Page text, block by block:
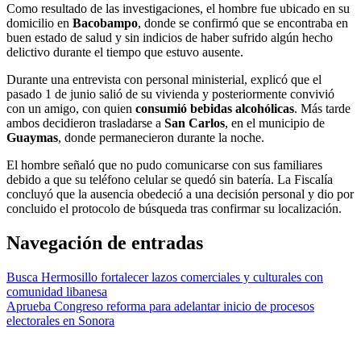
Como resultado de las investigaciones, el hombre fue ubicado en su
domicilio en Bacobampo, donde se confirmó que se encontraba en
buen estado de salud y sin indicios de haber sufrido algún hecho
delictivo durante el tiempo que estuvo ausente.
Durante una entrevista con personal ministerial, explicó que el
pasado 1 de junio salió de su vivienda y posteriormente convivió
con un amigo, con quien consumió bebidas alcohólicas. Más tarde
ambos decidieron trasladarse a San Carlos, en el municipio de
Guaymas, donde permanecieron durante la noche.
El hombre señaló que no pudo comunicarse con sus familiares
debido a que su teléfono celular se quedó sin batería. La Fiscalía
concluyó que la ausencia obedeció a una decisión personal y dio por
concluido el protocolo de búsqueda tras confirmar su localización.
Navegación de entradas
Busca Hermosillo fortalecer lazos comerciales y culturales con
comunidad libanesa
Aprueba Congreso reforma para adelantar inicio de procesos
electorales en Sonora